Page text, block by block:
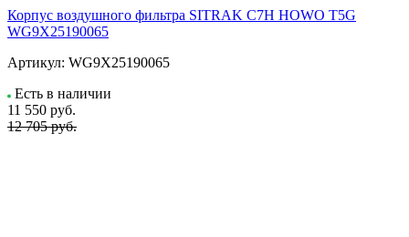
Корпус воздушного фильтра SITRAK C7H HOWO T5G
WG9X25190065
Артикул: WG9X25190065
Есть в наличии
11 550 руб.
12 705 руб.